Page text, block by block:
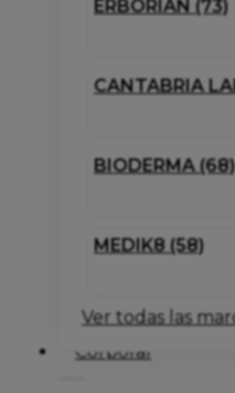
ERBORIAN (73)
CANTABRIA
BIODERMA (68)
MEDIK8 (58)
Ver todas las
Corporal